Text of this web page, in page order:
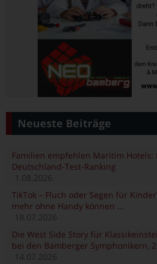
Neueste Beiträge
Familien empfehlen Maritim Hotels:
Deutschland-Test-Ranking
1.08.2026
TikTok – Fluch oder Segen für
mehr ohne Handy können …
18.07.2026
Die West Side Story für
bei den Bamberger Symphonikern,
14.07.2026